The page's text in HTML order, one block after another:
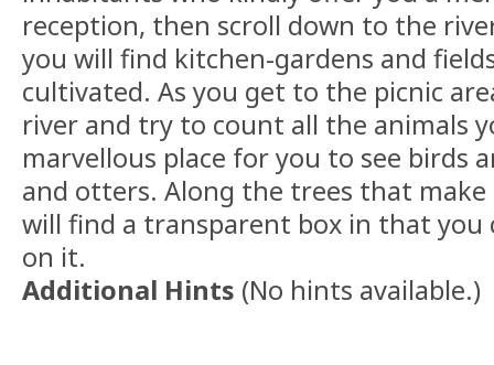
reception, then scroll down to the
you will find kitchen-gardens and
cultivated. As you get to the picnic
river and try to count all the animals
marvellous place for you to see birds
and otters. Along the trees that
will find a transparent box in that you
on it.
Additional Hints (No hints available.)